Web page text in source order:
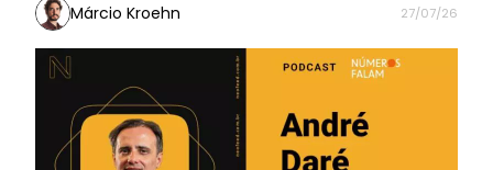
Márcio Kroehn 27/07/26